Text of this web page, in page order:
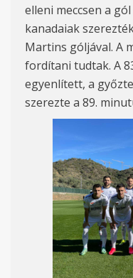
elleni meccsen a
kanadaiak
Martins góljával. A
fordítani tudtak. A
egyenlített, a
szerezte a 89.